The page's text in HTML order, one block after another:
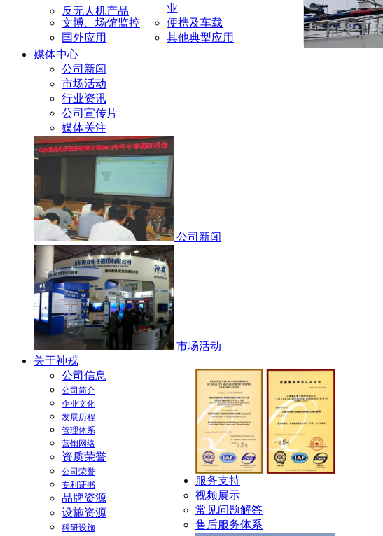
反无人机产品
业
文博、场馆监控
便携及车载
国外应用
其他典型应用
媒体中心
公司新闻
市场活动
行业资讯
公司宣传片
媒体关注
公司新闻
市场活动
关于神戎
公司信息
公司简介
企业文化
发展历程
管理体系
营销网络
资质荣誉
公司荣誉
专利证书
品牌资源
设施资源
科研设施
服务支持
视频展示
常见问题解答
售后服务体系